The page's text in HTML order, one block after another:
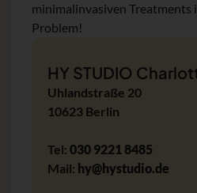
minimalinvasiven Treatments
Problem!
HY STUDIO
Uhlandstraße 20
10623 Berlin
Tel: 030 9221 8485
Mail: hy@hystudio.de